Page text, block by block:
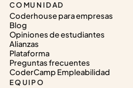
COMUNIDAD
Coderhouse para empresas
Blog
Opiniones de estudiantes
Alianzas
Plataforma
Preguntas frecuentes
CoderCamp Empleabilidad
EQUIPO